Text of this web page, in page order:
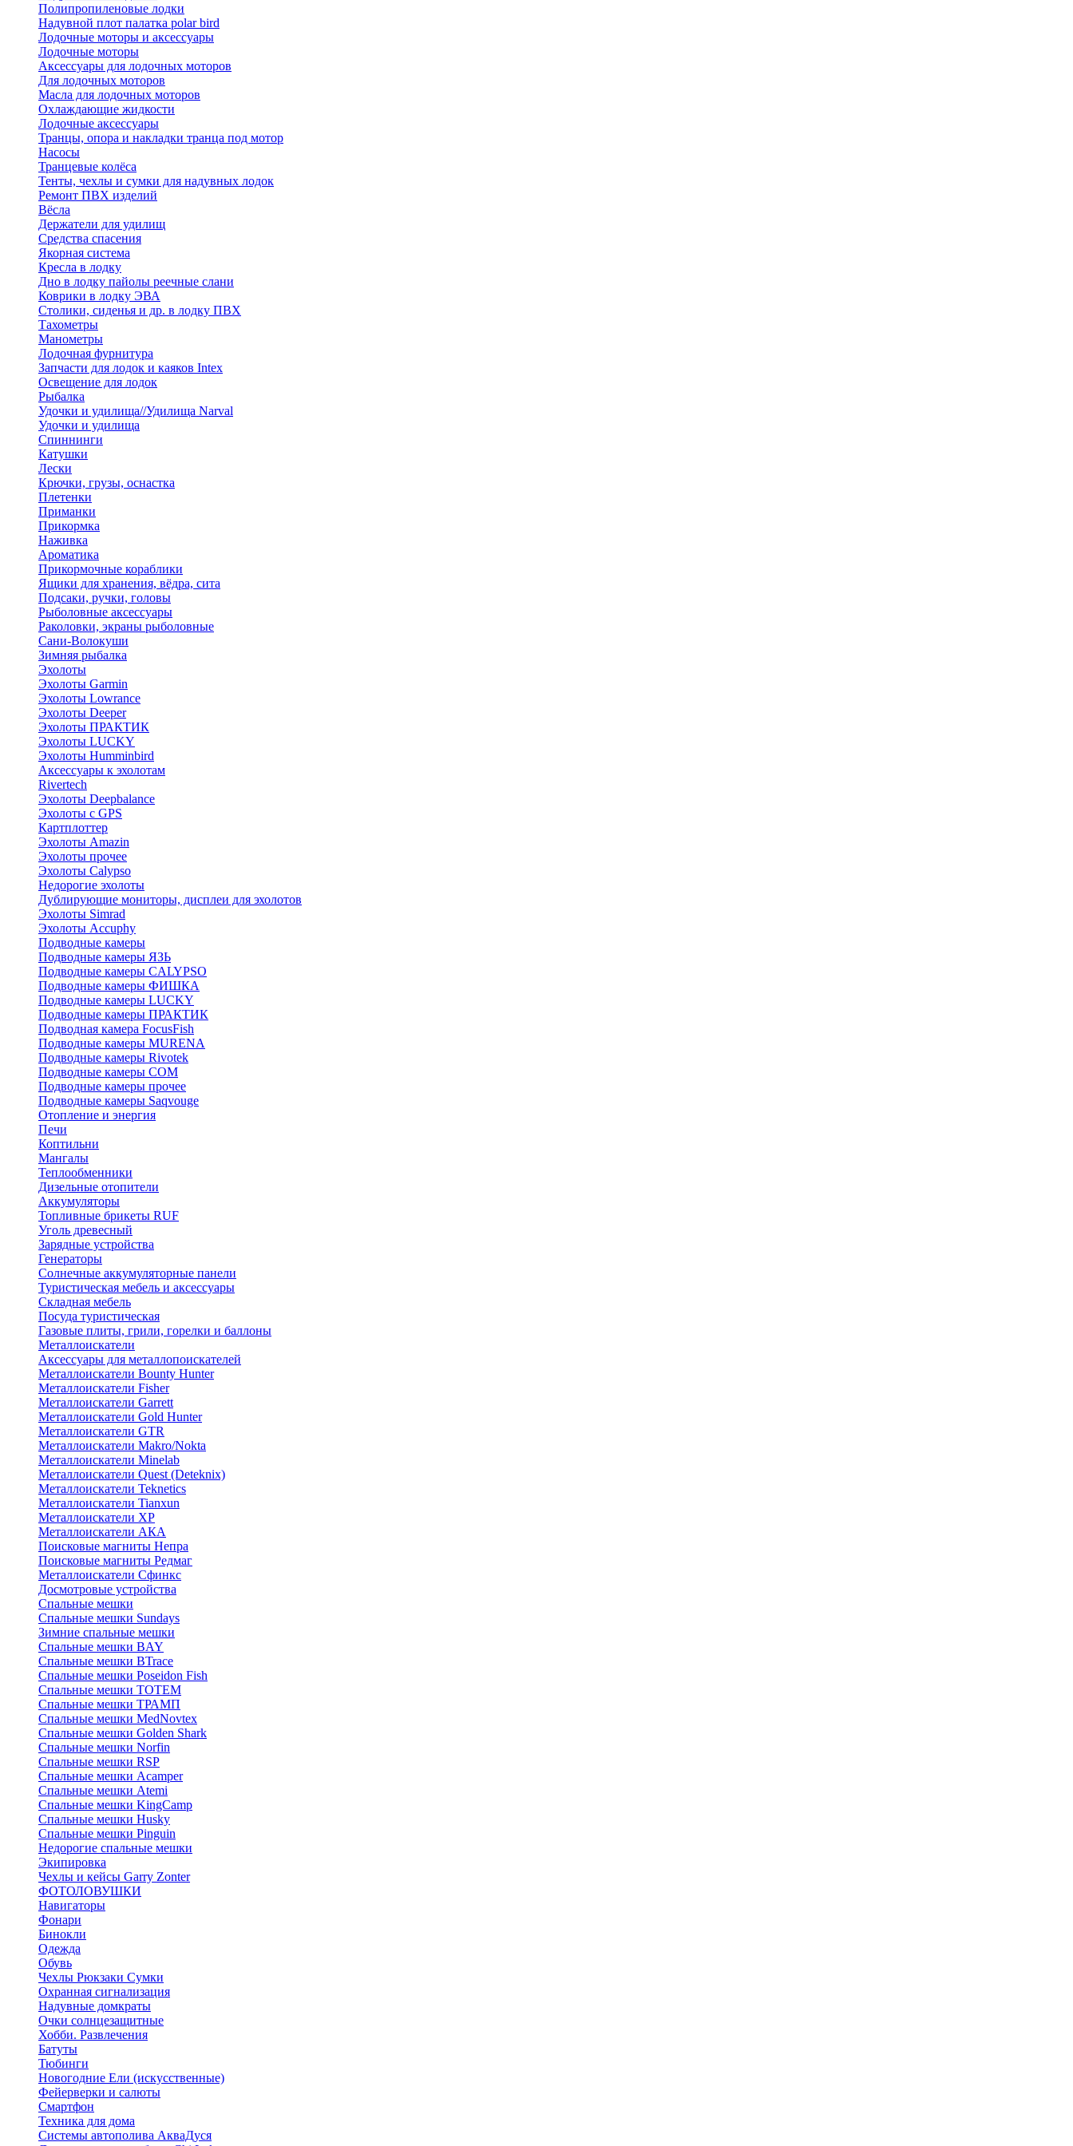
Полипропиленовые лодки
Надувной плот палатка polar bird
Лодочные моторы и аксессуары
Лодочные моторы
Аксессуары для лодочных моторов
Для лодочных моторов
Масла для лодочных моторов
Охлаждающие жидкости
Лодочные аксессуары
Транцы, опора и накладки транца под мотор
Насосы
Транцевые колёса
Тенты, чехлы и сумки для надувных лодок
Ремонт ПВХ изделий
Вёсла
Держатели для удилищ
Средства спасения
Якорная система
Кресла в лодку
Дно в лодку пайолы реечные слани
Коврики в лодку ЭВА
Столики, сиденья и др. в лодку ПВХ
Тахометры
Манометры
Лодочная фурнитура
Запчасти для лодок и каяков Intex
Освещение для лодок
Рыбалка
Удочки и удилища//Удилища Narval
Удочки и удилища
Спиннинги
Катушки
Лески
Крючки, грузы, оснастка
Плетенки
Приманки
Прикормка
Наживка
Ароматика
Прикормочные кораблики
Ящики для хранения, вёдра, сита
Подсаки, ручки, головы
Рыболовные аксессуары
Раколовки, экраны рыболовные
Сани-Волокуши
Зимняя рыбалка
Эхолоты
Эхолоты Garmin
Эхолоты Lowrance
Эхолоты Deeper
Эхолоты ПРАКТИК
Эхолоты LUCKY
Эхолоты Humminbird
Аксессуары к эхолотам
Rivertech
Эхолоты Deepbalance
Эхолоты с GPS
Картплоттер
Эхолоты Amazin
Эхолоты прочее
Эхолоты Calypso
Недорогие эхолоты
Дублирующие мониторы, дисплеи для эхолотов
Эхолоты Simrad
Эхолоты Accuphy
Подводные камеры
Подводные камеры ЯЗЬ
Подводные камеры CALYPSO
Подводные камеры ФИШКА
Подводные камеры LUCKY
Подводные камеры ПРАКТИК
Подводная камера FocusFish
Подводные камеры MURENA
Подводные камеры Rivotek
Подводные камеры СОМ
Подводные камеры прочее
Подводные камеры Saqvouge
Отопление и энергия
Печи
Коптильни
Мангалы
Теплообменники
Дизельные отопители
Аккумуляторы
Топливные брикеты RUF
Уголь древесный
Зарядные устройства
Генераторы
Солнечные аккумуляторные панели
Туристическая мебель и аксессуары
Складная мебель
Посуда туристическая
Газовые плиты, грили, горелки и баллоны
Металлоискатели
Аксессуары для металлопоискателей
Металлоискатели Bounty Hunter
Металлоискатели Fisher
Металлоискатели Garrett
Металлоискатели Gold Hunter
Металлоискатели GTR
Металлоискатели Makro/Nokta
Металлоискатели Minelab
Металлоискатели Quest (Deteknix)
Металлоискатели Teknetics
Металлоискатели Tianxun
Металлоискатели XP
Металлоискатели АКА
Поисковые магниты Непра
Поисковые магниты Редмаг
Металлоискатели Сфинкс
Досмотровые устройства
Спальные мешки
Спальные мешки Sundays
Зимние спальные мешки
Спальные мешки BAY
Спальные мешки BTrace
Спальные мешки Poseidon Fish
Спальные мешки ТОТЕМ
Спальные мешки ТРАМП
Cпальные мешки MedNovtex
Спальные мешки Golden Shark
Спальные мешки Norfin
Спальные мешки RSP
Спальные мешки Acamper
Спальные мешки Atemi
Спальные мешки KingCamp
Спальные мешки Husky
Спальные мешки Pinguin
Недорогие спальные мешки
Экипировка
Чехлы и кейсы Garry Zonter
ФОТОЛОВУШКИ
Навигаторы
Фонари
Бинокли
Одежда
Обувь
Чехлы Рюкзаки Сумки
Охранная сигнализация
Надувные домкраты
Очки солнцезащитные
Хобби. Развлечения
Батуты
Тюбинги
Новогодние Ели (искусственные)
Фейерверки и салюты
Смартфон
Техника для дома
Системы автополива АкваДуся